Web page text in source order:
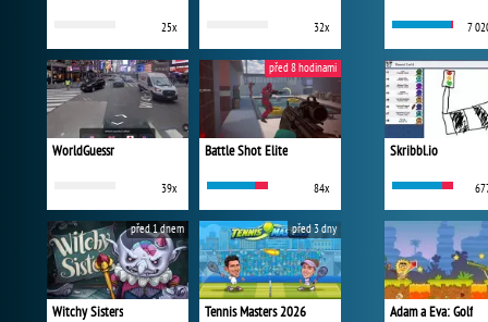
25x 32x
WorldGuessr
39x
Battle Shot Elite
84x
před 8 hodinami
Witchy Sisters
před 1 dnem
Tennis Masters 2026
před 3 dny
7
Skribbl.io
Adam a Eva: Golf